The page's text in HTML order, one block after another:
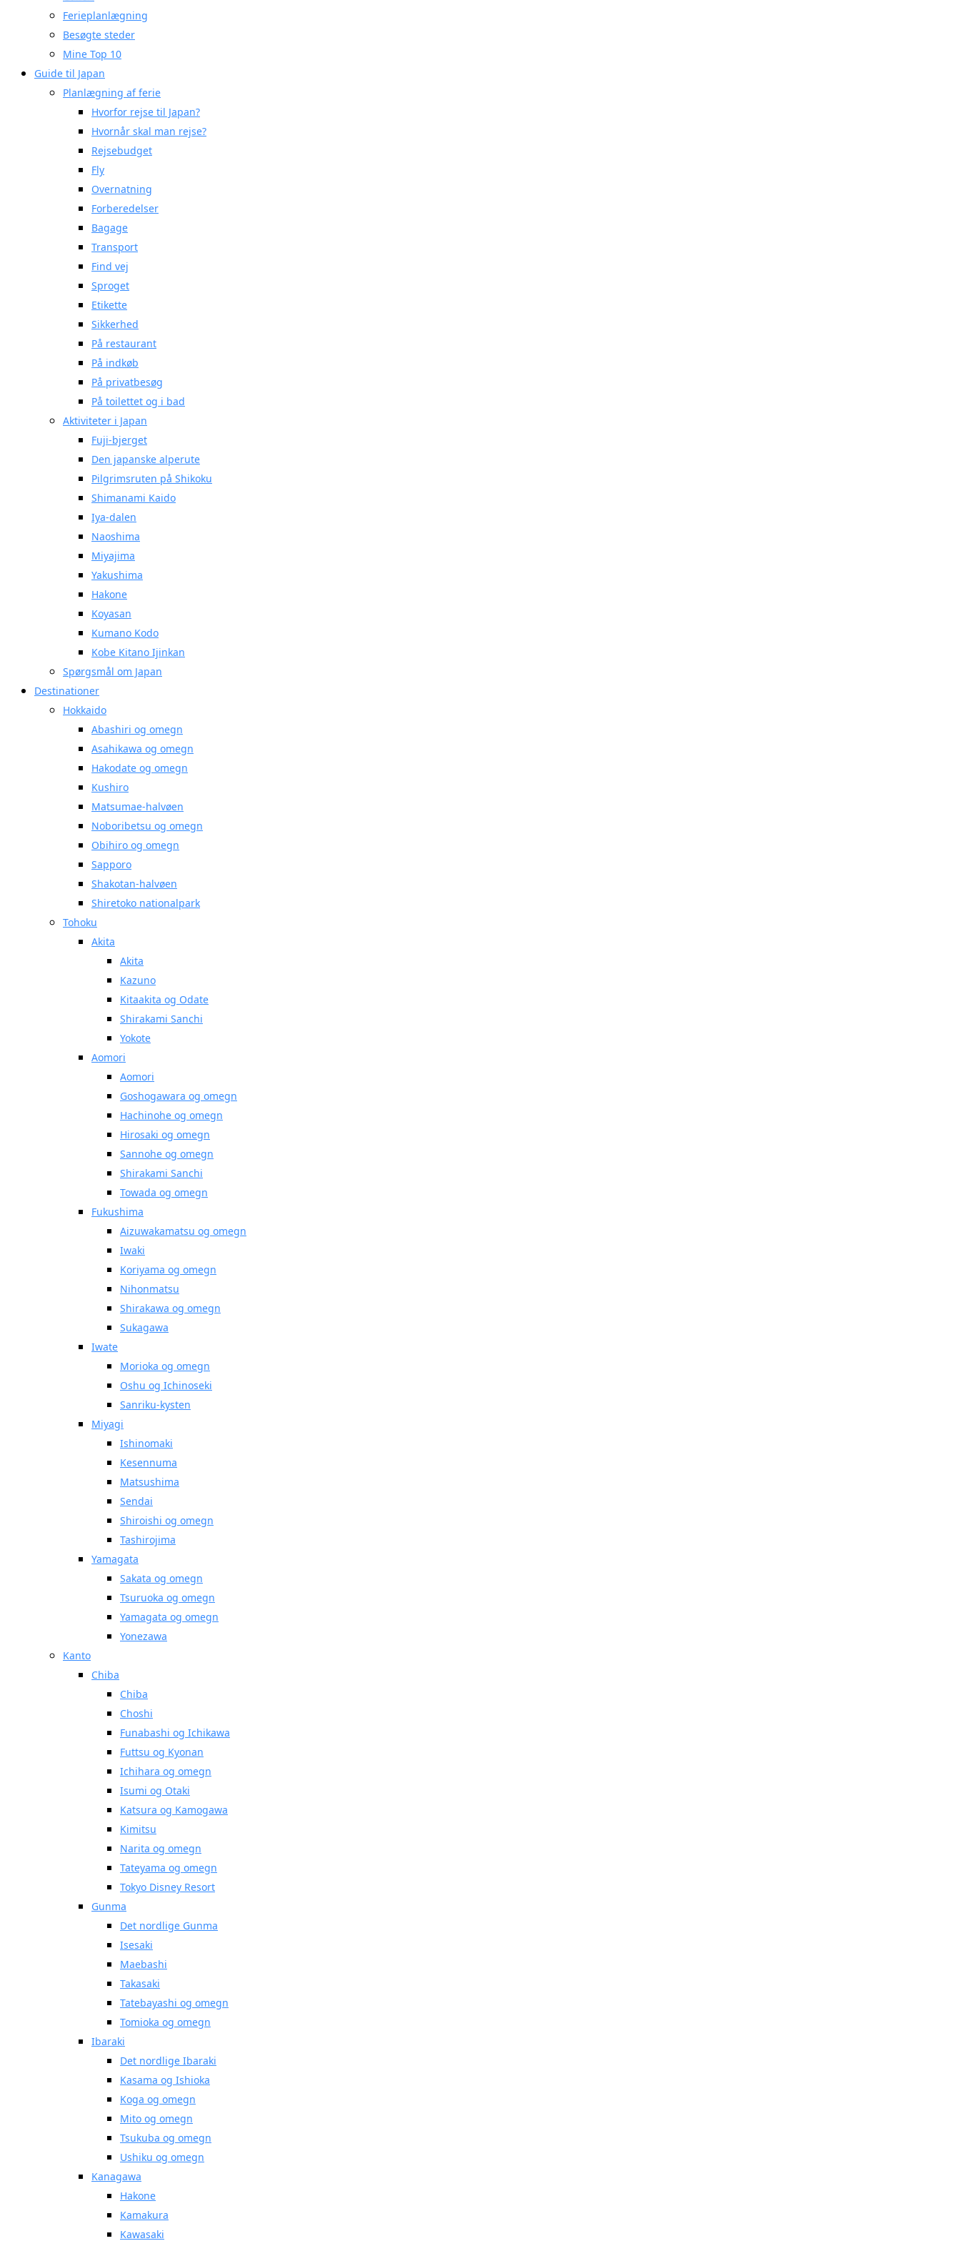
Ferieplanlægning
Besøgte steder
Mine Top 10
Guide til Japan
Planlægning af ferie
Hvorfor rejse til Japan?
Hvornår skal man rejse?
Rejsebudget
Fly
Overnatning
Forberedelser
Bagage
Transport
Find vej
Sproget
Etikette
Sikkerhed
På restaurant
På indkøb
På privatbesøg
På toilettet og i bad
Aktiviteter i Japan
Fuji-bjerget
Den japanske alperute
Pilgrimsruten på Shikoku
Shimanami Kaido
Iya-dalen
Naoshima
Miyajima
Yakushima
Hakone
Koyasan
Kumano Kodo
Kobe Kitano Ijinkan
Spørgsmål om Japan
Destinationer
Hokkaido
Abashiri og omegn
Asahikawa og omegn
Hakodate og omegn
Kushiro
Matsumae-halvøen
Noboribetsu og omegn
Obihiro og omegn
Sapporo
Shakotan-halvøen
Shiretoko nationalpark
Tohoku
Akita
Akita
Kazuno
Kitaakita og Odate
Shirakami Sanchi
Yokote
Aomori
Aomori
Goshogawara og omegn
Hachinohe og omegn
Hirosaki og omegn
Sannohe og omegn
Shirakami Sanchi
Towada og omegn
Fukushima
Aizuwakamatsu og omegn
Iwaki
Koriyama og omegn
Nihonmatsu
Shirakawa og omegn
Sukagawa
Iwate
Morioka og omegn
Oshu og Ichinoseki
Sanriku-kysten
Miyagi
Ishinomaki
Kesennuma
Matsushima
Sendai
Shiroishi og omegn
Tashirojima
Yamagata
Sakata og omegn
Tsuruoka og omegn
Yamagata og omegn
Yonezawa
Kanto
Chiba
Chiba
Choshi
Funabashi og Ichikawa
Futtsu og Kyonan
Ichihara og omegn
Isumi og Otaki
Katsura og Kamogawa
Kimitsu
Narita og omegn
Tateyama og omegn
Tokyo Disney Resort
Gunma
Det nordlige Gunma
Isesaki
Maebashi
Takasaki
Tatebayashi og omegn
Tomioka og omegn
Ibaraki
Det nordlige Ibaraki
Kasama og Ishioka
Koga og omegn
Mito og omegn
Tsukuba og omegn
Ushiku og omegn
Kanagawa
Hakone
Kamakura
Kawasaki